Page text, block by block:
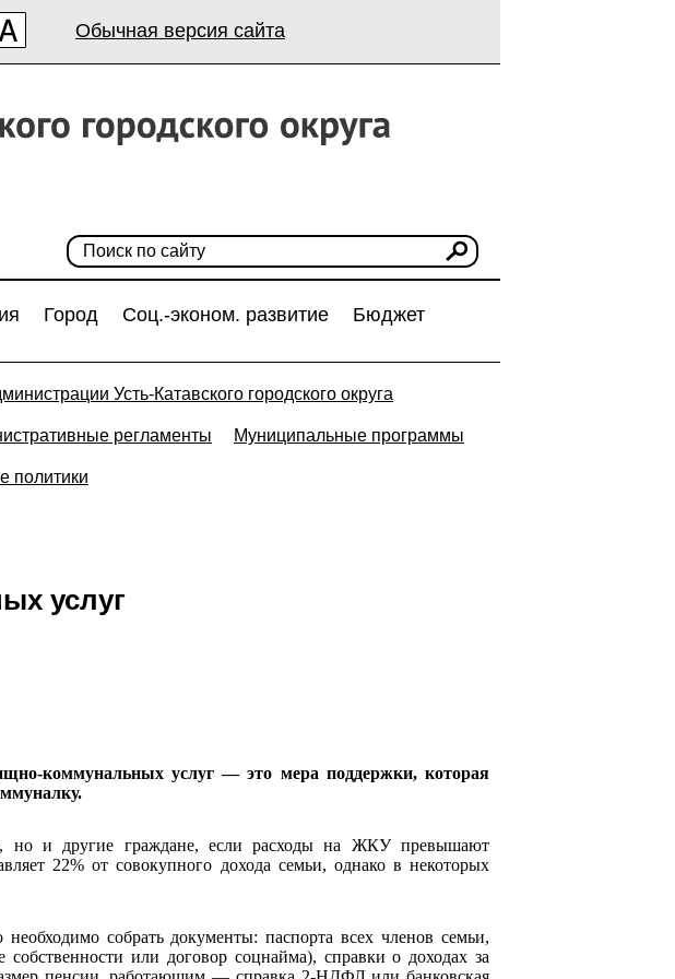
Обычная версия сайта
Город Соц.-эконом. развитие
Бюджет
Усть-Катавского городского округа
регламенты Муниципальные программы
политики
услуг
коммунальных услуг — это мера поддержки, которая
но и другие граждане, если расходы на ЖКУ превышают
22% от совокупного дохода семьи, однако в некоторых
собрать документы: паспорта всех членов семьи,
или договор соцнайма), справки о доходах за